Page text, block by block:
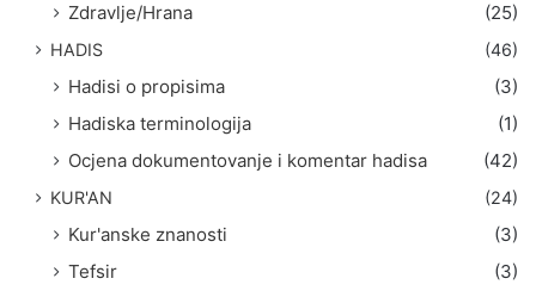
Zdravlje/Hrana
(25)
HADIS (46)
Hadisi o propisima
(3)
Hadiska terminologija
(1)
Ocjena dokumentovanje i komentar hadisa
(42)
KUR'AN (24)
Kur'anske znanosti
(3)
Tefsir
(3)